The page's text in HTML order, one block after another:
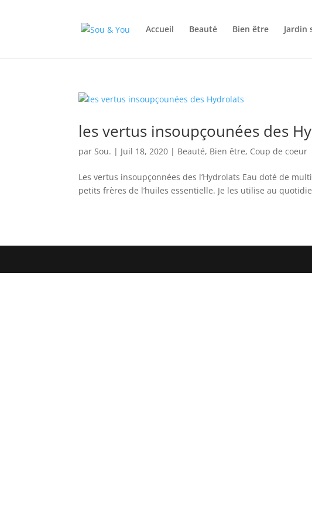
Accueil Beauté Bien être Jardin
les vertus insoupçounées des
parSou. | Juil 18, 2020 | Beauté, Bien être, Coup de coeur
Les vertus insoupçonnées des l’Hydrolats Eau doté de
petits frères de l’huiles essentielle. Je les utilise au